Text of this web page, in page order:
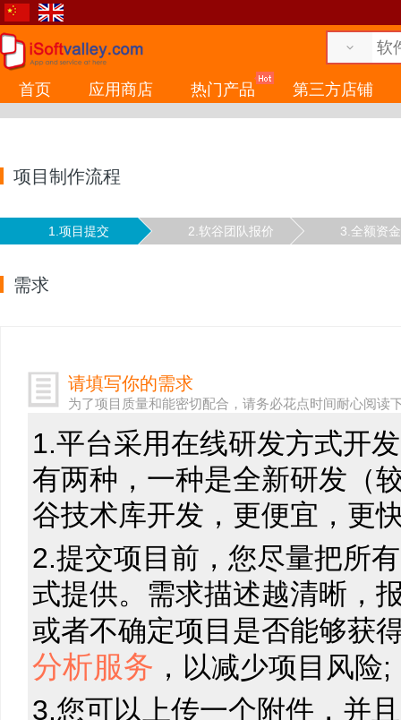
首页 应用商店 热门产品 第三方店铺
项目制作流程
1.项目提交 2.软谷团队报价 3.全额资
需求
请填写你的需求
为了项目质量和能密切配合，请务必花点时间耐心阅读
1.平台采用在线研发方式开
有两种，一种是全新研发（
谷技术库开发，更便宜，更
2.提交项目前，您尽量把所
式提供。需求描述越清晰，
或者不确定项目是否能够获
分析服务 ，以减少项目风险;
3.您可以上传一个附件，并